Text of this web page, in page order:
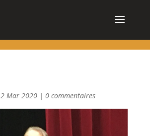
2 Mar 2020| 0 commentaires